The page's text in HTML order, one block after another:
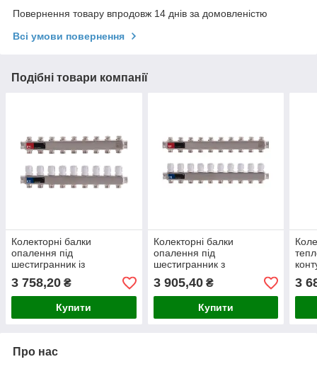
Повернення товару впродовж 14 днів за домовленістю
Всі умови повернення
Подібні товари компанії
Колекторні балки
опалення під
шестигранник із
клапанами на 9 контурів
EP.S1100 (нержавіюча
сталь)
3 758,20 ₴
Купити
Колекторні балки
опалення під
шестигранник з
клапанами на 10 контурів
EP.S1100 (нержавіюча
сталь)
3 905,40₴
Купити
3
Про нас